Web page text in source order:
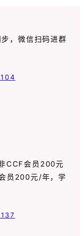
，微信扫码进群
CCF会员200元
员200元/年，学